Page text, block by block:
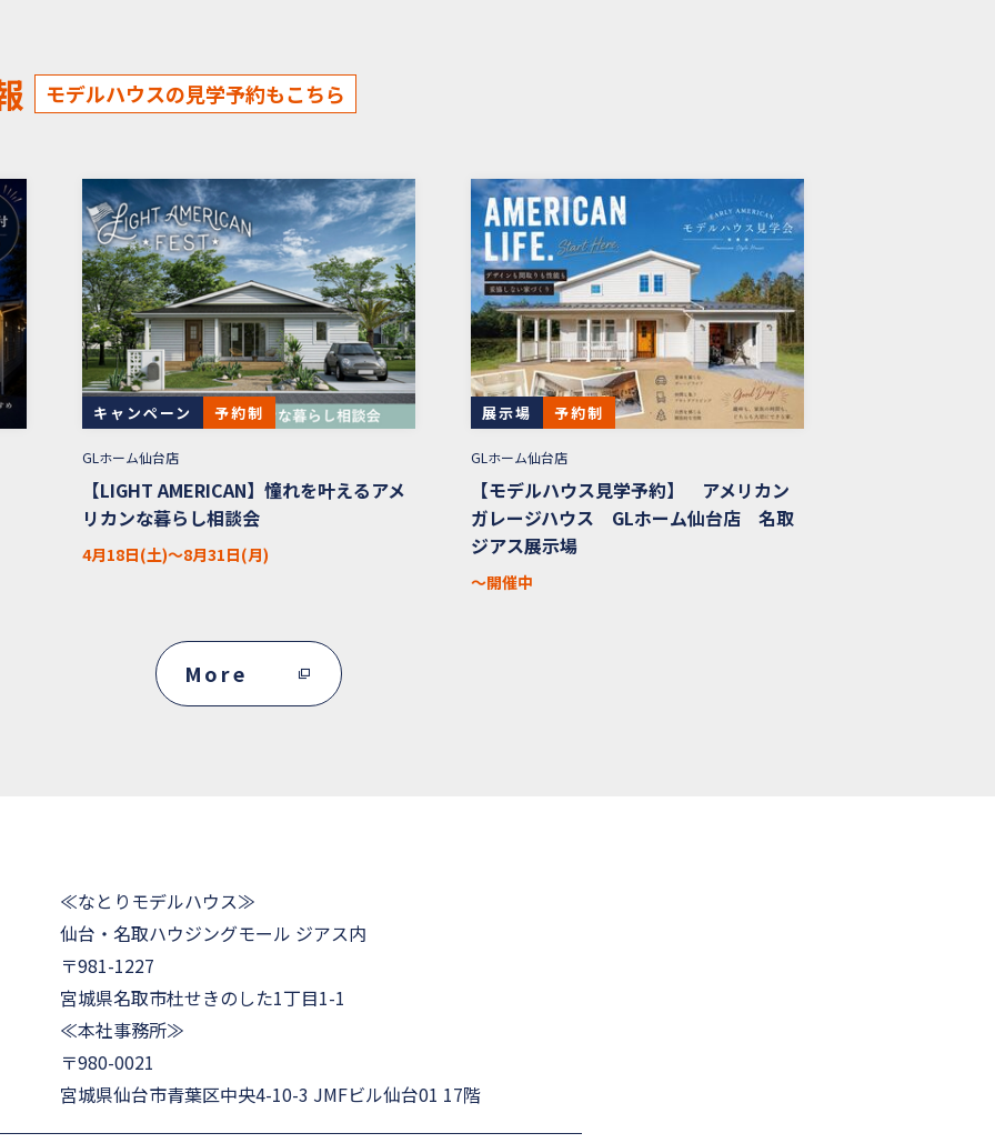
モデルハウスの見学予約もこちら
キャンペーン 予約制
GLホーム仙台店
【LIGHT AMERICAN】憧れを叶えるアメ
リカンな暮らし相談会
4月18日(土)〜8月31日(月)
展示場 予約制
GLホーム仙台店
【モデルハウス見学予約】 アメリカン
ガレージハウス GLホーム仙台店 名取
ジアス展示場
〜開催中
More
≪なとりモデルハウス≫
仙台・名取ハウジングモール ジアス内
〒981-1227
宮城県名取市杜せきのした1丁目1-1
≪本社事務所≫
〒980-0021
宮城県仙台市青葉区中央4-10-3 JMFビル仙台01 17階